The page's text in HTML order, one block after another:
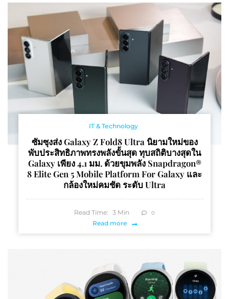
สุดยอดมรดกทางภูมิปัญญา
ไทยให้ก้าวไกลไปทั่วโลก
IT & Technology
ซัมซุงส่ง Galaxy Z Fold8 Ultra นิยามใหม่ของ
พับประสิทธิภาพทรงพลังขั้นสุด ทุบสถิติบางสุดใน
Galaxy เพียง 4.1 มม. ด้วยขุมพลัง Snapdragon®
8 Elite Gen 5 Mobile Platform For Galaxy และ
กล้องใหม่คมชัด ระดับ Ultra
Read Time: 3 Min 0
Read more